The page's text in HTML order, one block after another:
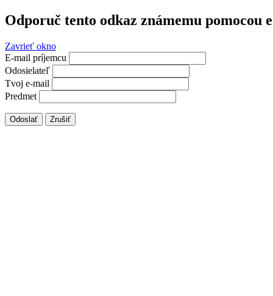
Odporuč tento odkaz známemu pomocou
Zavrieť okno
E-mail príjemcu
Odosielateľ
Tvoj e-mail
Predmet
Odoslať Zrušiť